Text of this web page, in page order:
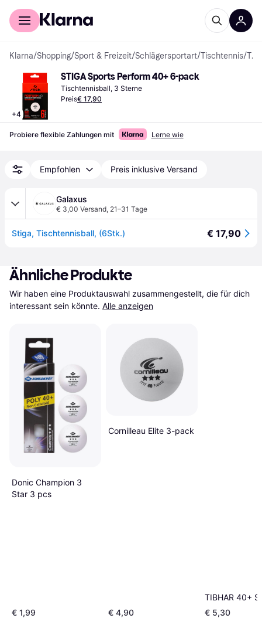
Für Shopper
Klarna/Shopping/Sport & Freizeit/Schlägersportart/Tischtennis/ Tischtennisbälle
+4
STIGA Sports Perform 40+ 6-pack
Tischtennisball, 3 Sterne
Preis€ 17,90
Probiere flexible Zahlungen mit Lerne wie
Empfohlen Preis inklusive Versand
Galaxus
€ 3,00 Versand, 21–31 Tage
Stiga, Tischtennisball, (6Stk.) € 17,90
Ähnliche Produkte
Wir haben eine Produktauswahl zusammengestellt, die für dich
interessant sein könnte. Alle anzeigen
Donic Champion 3
Star 3 pcs
€ 1,99
Cornilleau Elite 3-pack
€ 4,90
TIBHAR 40+
€ 5,30